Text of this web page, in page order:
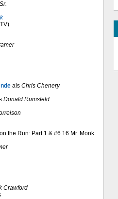
als Chris Chenery
Donald Rumsfeld
the Run: Part 1 & #6.16 Mr. Monk
Crawford